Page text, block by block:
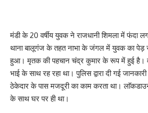
मंडी के 20 वर्षीय युवक ने राजधानी शिमला में फंदा
थाना बालूगंज के तहत नाभा के जंगल में युवक का पेड़
हुआ। मृतक की पहचान चंद्र कुमार के रूप में हुई है।
भाई के साथ रह रहा था। पुलिस द्वारा दी गई
ठेकेदार के पास मजदूरी का काम करता था।
के साथ घर पर ही था।